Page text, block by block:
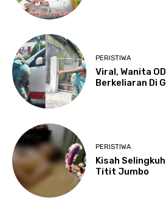
PERISTIWA
Viral, Wanita
Berkeliaran Di
PERISTIWA
Kisah
Titit Jumbo